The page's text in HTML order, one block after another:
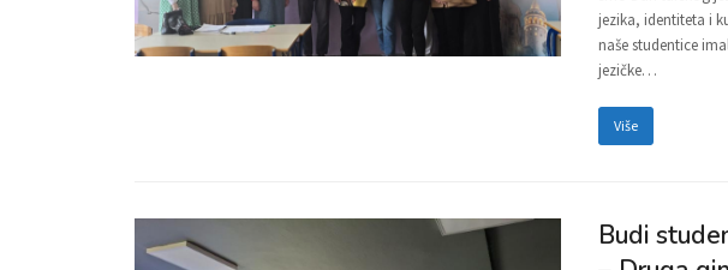
jezika, identiteta i
naše studentice
jezičke…
Više
Budi